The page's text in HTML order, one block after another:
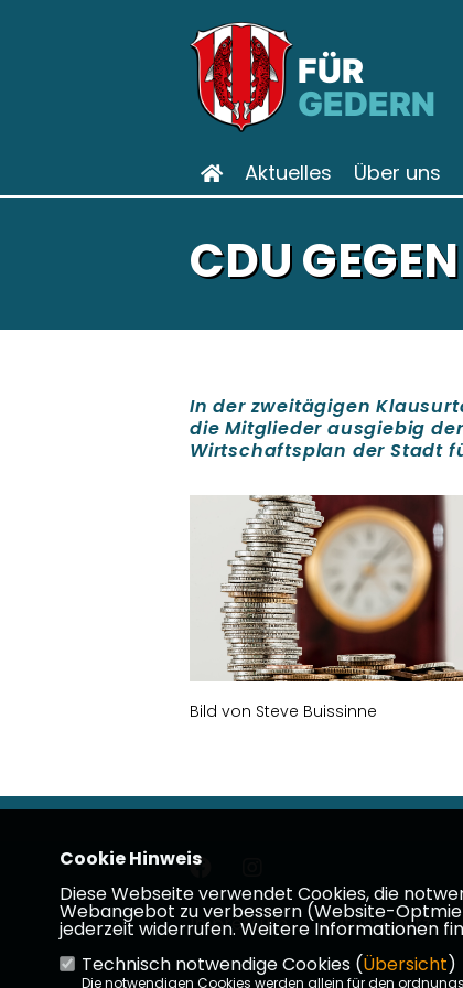
FÜR
GEDERN
Aktuelles Über uns
CDU
In der zweitägigen
die Mitglieder ausgiebig
Wirtschaftsplan der Stadt
Bild von Steve Buissinne
Impressum Datenschutz
Cookie Hinweis
Diese Webseite verwendet Cookies, die
Webangebot zu verbessern (Website-
jederzeit widerrufen. Weitere Informationen
Technisch notwendige Cookies (Übersicht)
Die notwendigen Cookies werden allein für den